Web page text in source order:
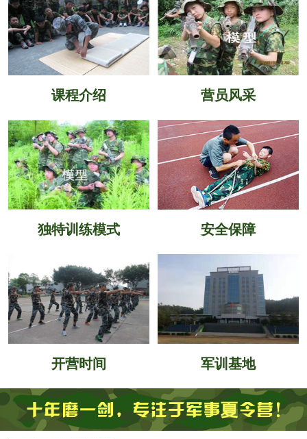
课程介绍 营员风采
独特训练模式 安全保障
开营时间 军训基地